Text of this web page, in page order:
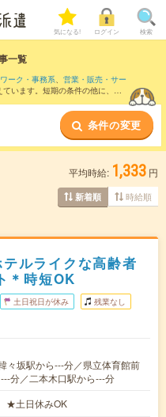
気になる! ログイン 検索
一覧
ーク・事務系、 営業・販売・サー
います。短期の条件の他に、 交
条件の変更
平均時給: 1,333 円
新着順 時給順
ルライクな高齢者
＊時短OK
土日祝日が休み 残業なし
々坂駅から---分／県立体育館前
分／二本木口駅から---分
★土日休みOK